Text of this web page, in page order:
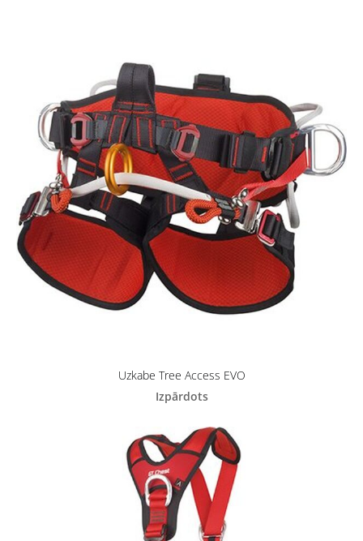
Uzkabe Tree Access EVO
Izpārdots